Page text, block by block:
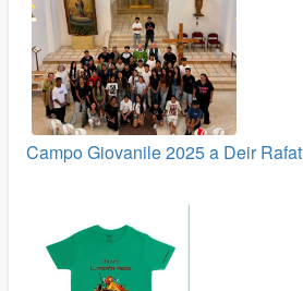
Campo Giovanile 2025 a Deir Rafat